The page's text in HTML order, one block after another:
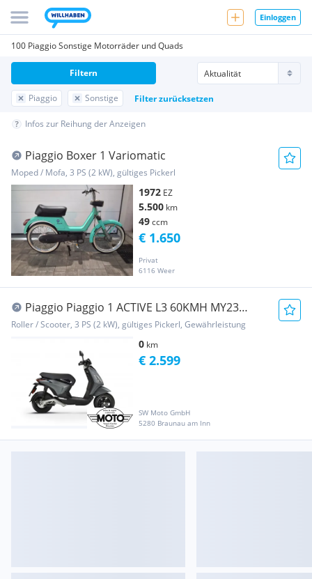
Einloggen
100 Piaggio Sonstige Motorräder und Quads
Piaggio Sonstige Filter zurücksetzen
Filtern
Infos zur Reihung der Anzeigen
Piaggio Boxer 1 Variomatic
Moped / Mofa, 3 PS (2 kW), gültiges Pickerl
1972 EZ
5.500 km
49ccm
Privat
6116 Weer
€ 1.650
Piaggio Piaggio 1 ACTIVE L3 60KMH MY23
42AH
Roller / Scooter, 3 PS (2 kW), gültiges Pickerl, Gewährleistung
0 km
SW Moto GmbH
5280 Braunau am Inn
€ 2.599